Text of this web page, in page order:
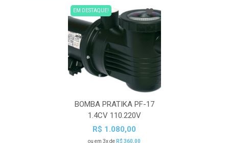
EM DESTAQUE!
BOMBA PRATIKA PF-17
1.4CV 110.220V
R$ 1.080,00
ou em 3x de R$ 360,00